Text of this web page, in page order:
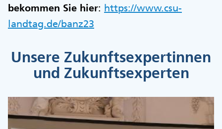
bekommen Sie hier: https://www.csu-
landtag.de/banz23
Unsere Zukunftsexpertinnen
und Zukunftsexperten